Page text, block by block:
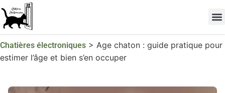
Chatières électroniques > Age chaton : guide pratique pour
estimer l’âge et bien s’en occuper